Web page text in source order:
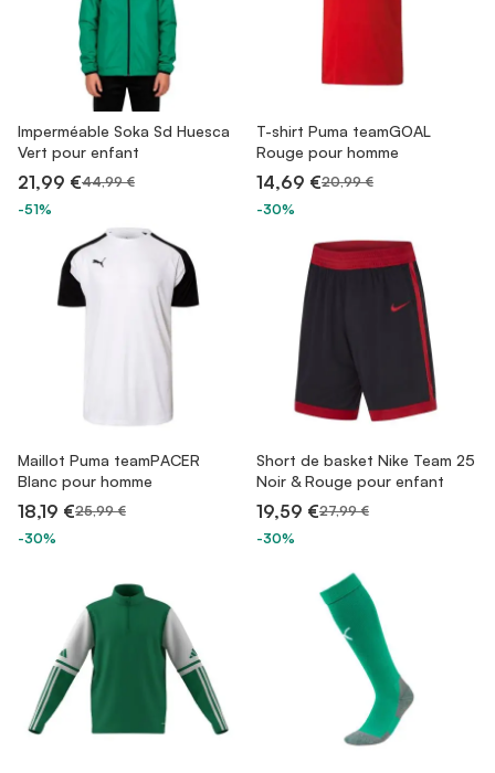
Imperméable Soka Sd Huesca
Vert pour enfant
21,99 €44,99 €
-51%
T-shirt Puma teamGOAL
Rouge pour homme
14,69 €20,99 €
-30%
Maillot Puma teamPACER
Blanc pour homme
18,19 €25,99 €
-30%
Short de basket Nike Team 25
Noir & Rouge pour enfant
19,59 €27,99 €
-30%